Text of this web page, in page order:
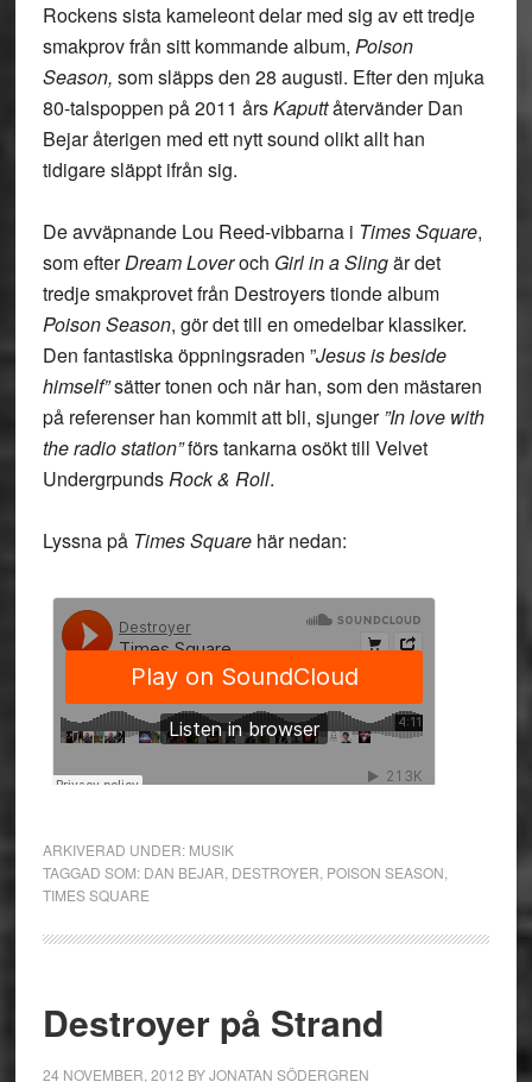
Rockens sista kameleont delar med sig av ett tredje
smakprov från sitt kommande album, Poison
Season, som släpps den 28 augusti. Efter den mjuka
80-talspoppen på 2011 årsKaputtåtervänder Dan
Bejar återigen med ett nytt sound olikt allt han
tidigare släppt ifrån sig.
De avväpnande Lou Reed-vibbarna i Times Square,
som efterDream Loveroch Girl in a Slingär det
tredje smakprovet från Destroyers tionde album
Poison Season, gör det till en omedelbar klassiker.
Den fantastiska öppningsraden ”Jesus is beside
himself”sätter tonen och när han, som den mästaren
på referenser han kommit att bli, sjunger”In love with
the radio station”förs tankarna osökt till Velvet
UndergrpundsRock & Roll.
Lyssna på Times Squarehär nedan:
ARKIVERAD UNDER: MUSIK
TAGGAD SOM: DAN BEJAR DESTROYER POISON SEASON
TIMES SQUARE
Destroyer på Strand
24 NOVEMBER, 2012 BYJONATAN SÖDERGREN